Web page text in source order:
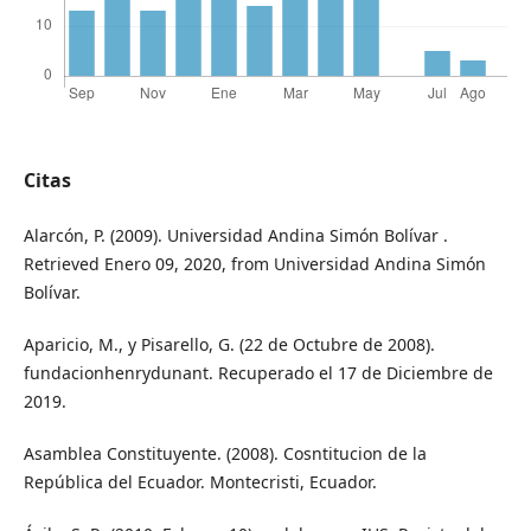
Citas
Alarcón, P. (2009). Universidad Andina Simón Bolívar .
Retrieved Enero 09, 2020, from Universidad Andina Simón
Bolívar.
Aparicio, M., y Pisarello, G. (22 de Octubre de 2008).
fundacionhenrydunant. Recuperado el 17 de Diciembre de
2019.
Asamblea Constituyente. (2008). Cosntitucion de la
República del Ecuador. Montecristi, Ecuador.